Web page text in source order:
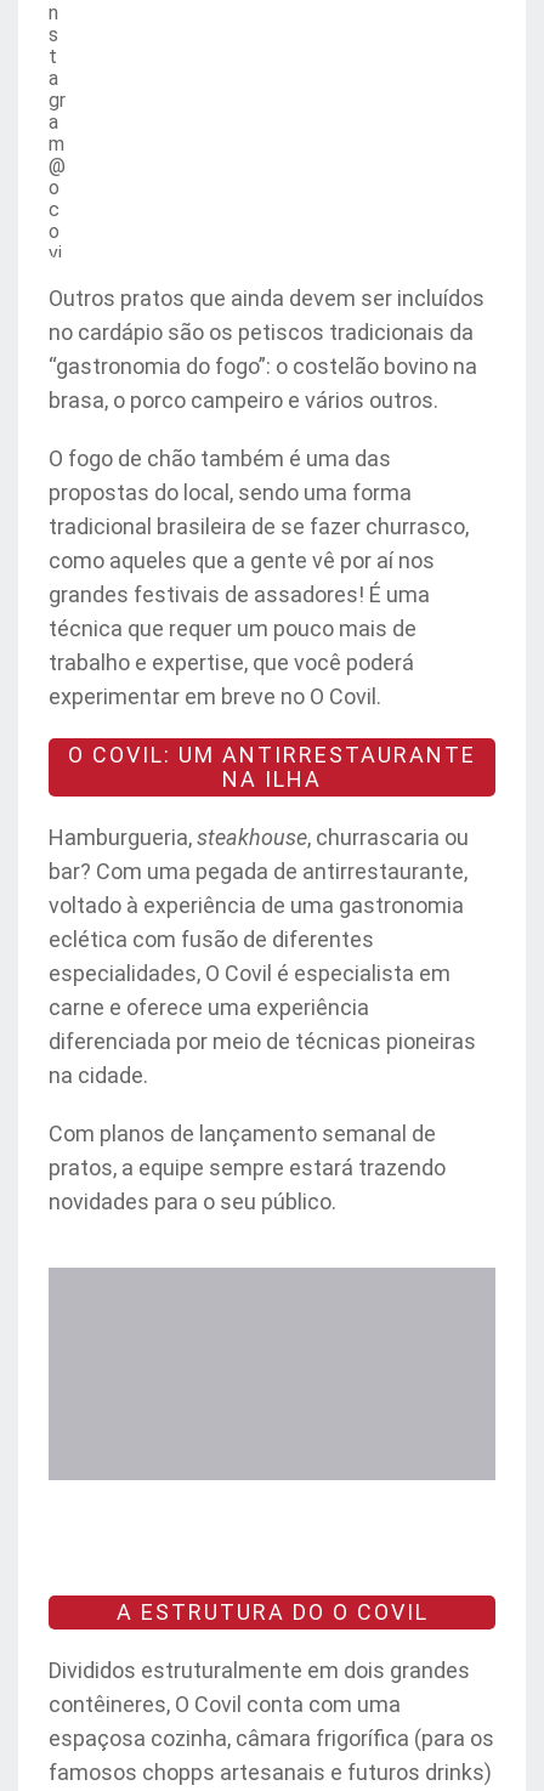
n
s
t
a
gr
a
m
@
o
c
o
vi
lz
Outros pratos que ainda devem ser incluídos
no cardápio são os petiscos tradicionais da
“gastronomia do fogo”: o costelão bovino na
brasa, o porco campeiro e vários outros.
O fogo de chão também é uma das
propostas do local, sendo uma forma
tradicional brasileira de se fazer churrasco,
como aqueles que a gente vê por aí nos
grandes festivais de assadores! É uma
técnica que requer um pouco mais de
trabalho e expertise, que você poderá
experimentar em breve no O Covil.
O COVIL: UM ANTIRRESTAURANTE
NA ILHA
Hamburgueria,steakhouse, churrascaria ou
bar? Com uma pegada de antirrestaurante,
voltado à experiência de uma gastronomia
eclética com fusão de diferentes
especialidades, O Covil é especialista em
carne e oferece uma experiência
diferenciada por meio de técnicas pioneiras
na cidade.
Com planos de lançamento semanal de
pratos, a equipe sempre estará trazendo
novidades para o seu público.
A ESTRUTURA DO O COVIL
Divididos estruturalmente em dois grandes
contêineres, O Covil conta com uma
espaçosa cozinha, câmara frigorífica (para os
famosos chopps artesanais e futuros drinks)